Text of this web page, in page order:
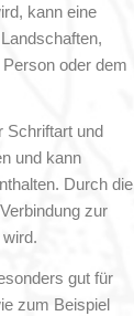
kann eine
oder dem
Schriftart und
und kann
Durch die
zur
gut für
zum Beispiel